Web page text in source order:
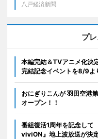
八戸経済新聞
プ
本編完結＆TVアニメ化決
完結記念イベントを8/9よ
おにぎりこんが 羽田空港
オープン！！
番組復活1周年を記念し
viviON』地上波放送が決